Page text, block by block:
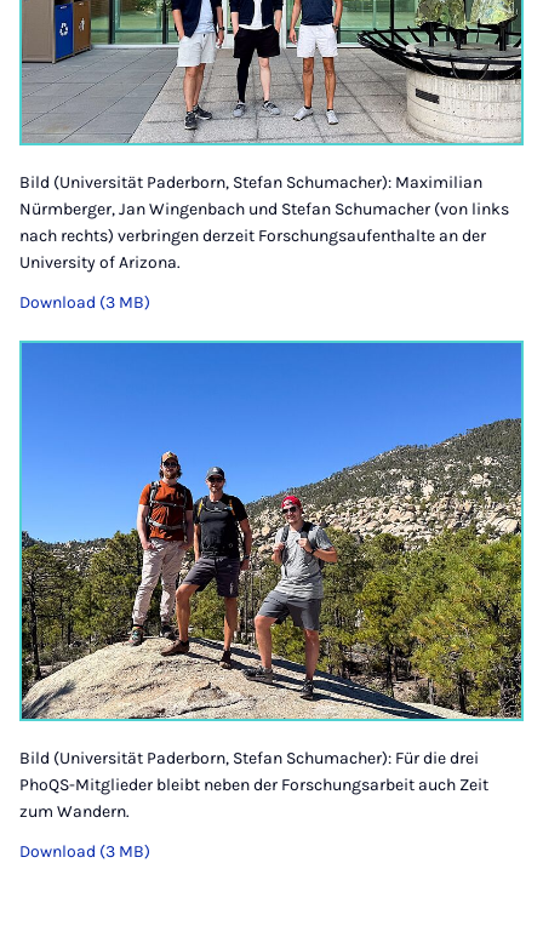
Bild (Universität Paderborn, Stefan Schumacher): Maximilian
Nürmberger, Jan Wingenbach und Stefan Schumacher (von links
nach rechts) verbringen derzeit Forschungsaufenthalte an der
University of Arizona.
Download (3 MB)
Bild (Universität Paderborn, Stefan Schumacher): Für die drei
PhoQS-Mitglieder bleibt neben der Forschungsarbeit auch Zeit
zum Wandern.
Download (3 MB)